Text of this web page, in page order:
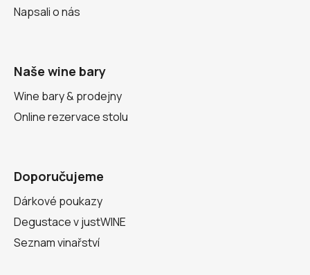
Napsali o nás
Naše wine bary
Wine bary & prodejny
Online rezervace stolu
Doporučujeme
Dárkové poukazy
Degustace v justWINE
Seznam vinařství